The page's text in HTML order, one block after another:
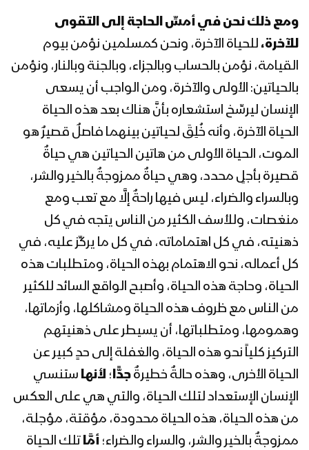
المحاضرة الرمضانية الحادية عشرة للسيد
القائد عبدالملك بدرالدين الحوثي 12
رمضان 1444هـ
المحاضرة الرمضانية العاشرة للسيد القائد
عبدالملك بدرالدين الحوثي 11 رمضان
1444هـ
المحاضرة الرمضانية التاسعة للسيد القائد
عبدالملك بدرالدين الحوثي 10 رمضان
1444هـ
المحاضرة الرمضانية الثامنة للسيد القائد
1444هـ
المحاضرة الرمضانية السابعة للسيد القائد
1444هـ
المحاضرة الرمضانية السادسة للسيد القائد
عبدالملك بدرالدين الحوثي 7 رمضان
المحاضرة الرمضانية الخامسة للسيد القائد
ومع ذلك نحن في أمسِّ الحاجة إلى التقوى
للآخرة، للحياة الآخرة، ونحن كمسلمين نؤمن بيوم
القيامة، نؤمن بالحساب وبالجزاء، وبالجنة وبالنار، ونؤمن
بالحياتين: الأولى والآخرة، ومن الواجب أن يسعى
الإنسان ليرسِّخ استشعاره بأنَّ هناك بعد هذه الحياة
الحياة الآخرة، وأنه خُلِقَ لحياتين بينهما فاصلٌ قصيرٌ هو
الموت، الحياة الأولى من هاتين الحياتين هي حياةٌ
قصيرة بأجلٍ محدد، وهي حياةٌ ممزوجةٌ بالخير والشر،
وبالسراء والضراء، ليس فيها راحةٌ إلَّا مع تعب ومع
منغصات، وللأسف الكثير من الناس يتجه في كل
ذهنيته، في كل اهتماماته، في كل ما يركِّز عليه، في
كل أعماله، نحو الاهتمام بهذه الحياة، ومتطلبات هذه
الحياة، وحاجة هذه الحياة، وأصبح الواقع السائد للكثير
من الناس مع ظروف هذه الحياة ومشاكلها، وأزماتها،
وهمومها، ومتطلباتها، أن يسيطر على ذهنيتهم
التركيز كلياً نحو هذه الحياة، والغفلة إلى حدٍ كبير عن
الحياة الأخرى، وهذه حالةٌ خطيرةٌ جدًّا؛ لأنها ستنسي
الإنسان الإستعداد لتلك الحياة، والتي هي على العكس
من هذه الحياة، هذه الحياة محدودة، مؤقتة، مؤجلة،
ممزوجةٌ بالخير والشر، والسراء والضراء؛ أمَّا تلك الحياة